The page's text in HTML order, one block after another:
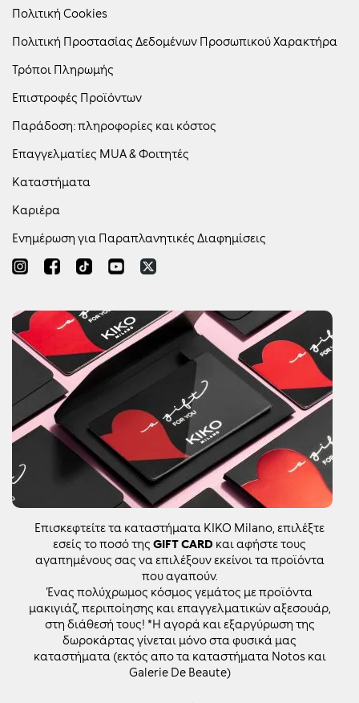
Πολιτική Cookies
Πολιτική Προστασίας Δεδομένων Προσωπικού Χαρακτήρα
Τρόποι Πληρωμής
Επιστροφές Προϊόντων
Παράδοση: πληροφορίες και κόστος
Επαγγελματίες MUA & Φοιτητές
Καταστήματα
Καριέρα
Ενημέρωση για Παραπλανητικές Διαφημίσεις
Επισκεφτείτε τα καταστήματα KIKO Milano, επιλέξτε
εσείς το ποσό της GIFT CARD και αφήστε τους
αγαπημένους σας να επιλέξουν εκείνοι τα προϊόντα
που αγαπούν.
Ένας πολύχρωμος κόσμος γεμάτος με προϊόντα
μακιγιάζ, περιποίησης και επαγγελματικών αξεσουάρ,
στη διάθεσή τους! *Η αγορά και εξαργύρωση της
δωροκάρτας γίνεται μόνο στα φυσικά μας
καταστήματα (εκτός απο τα καταστήματα Notos και
Galerie De Beaute)